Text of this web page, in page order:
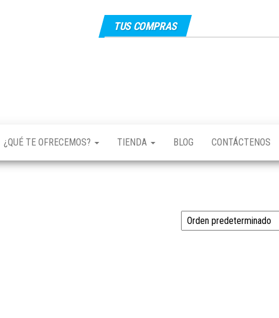
TUS COMPRAS
¿QUÉ TE OFRECEMOS? TIENDA BLOG CONTÁCTENOS